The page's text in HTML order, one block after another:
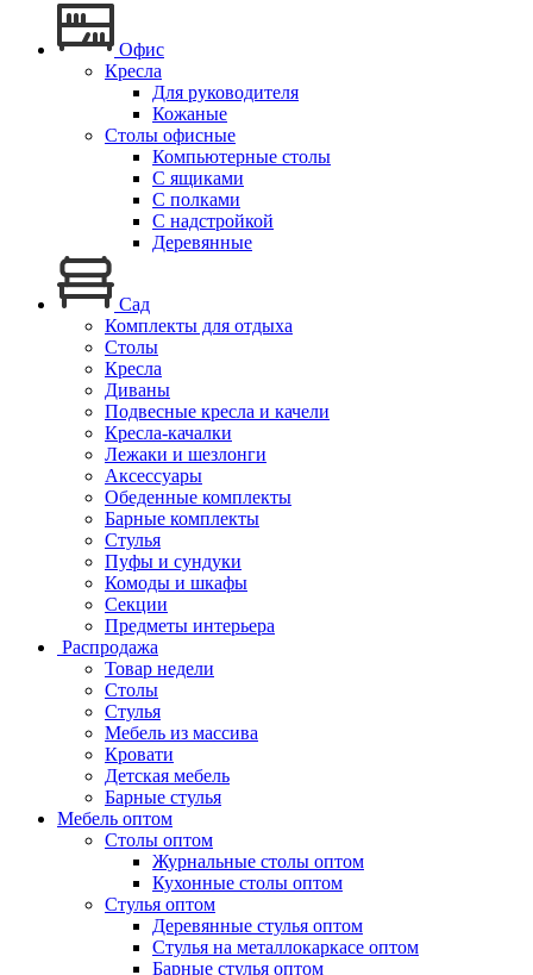
Офис
Кресла
Для руководителя
Кожаные
Столы офисные
Компьютерные столы
С ящиками
С полками
С надстройкой
Деревянные
Сад
Комплекты для отдыха
Столы
Кресла
Диваны
Подвесные кресла и качели
Кресла-качалки
Лежаки и шезлонги
Аксессуары
Обеденные комплекты
Барные комплекты
Стулья
Пуфы и сундуки
Комоды и шкафы
Секции
Предметы интерьера
Распродажа
Товар недели
Столы
Стулья
Мебель из массива
Кровати
Детская мебель
Барные стулья
Мебель оптом
Столы оптом
Журнальные столы оптом
Кухонные столы оптом
Стулья оптом
Деревянные стулья оптом
Стулья на металлокаркасе оптом
Барные стулья оптом